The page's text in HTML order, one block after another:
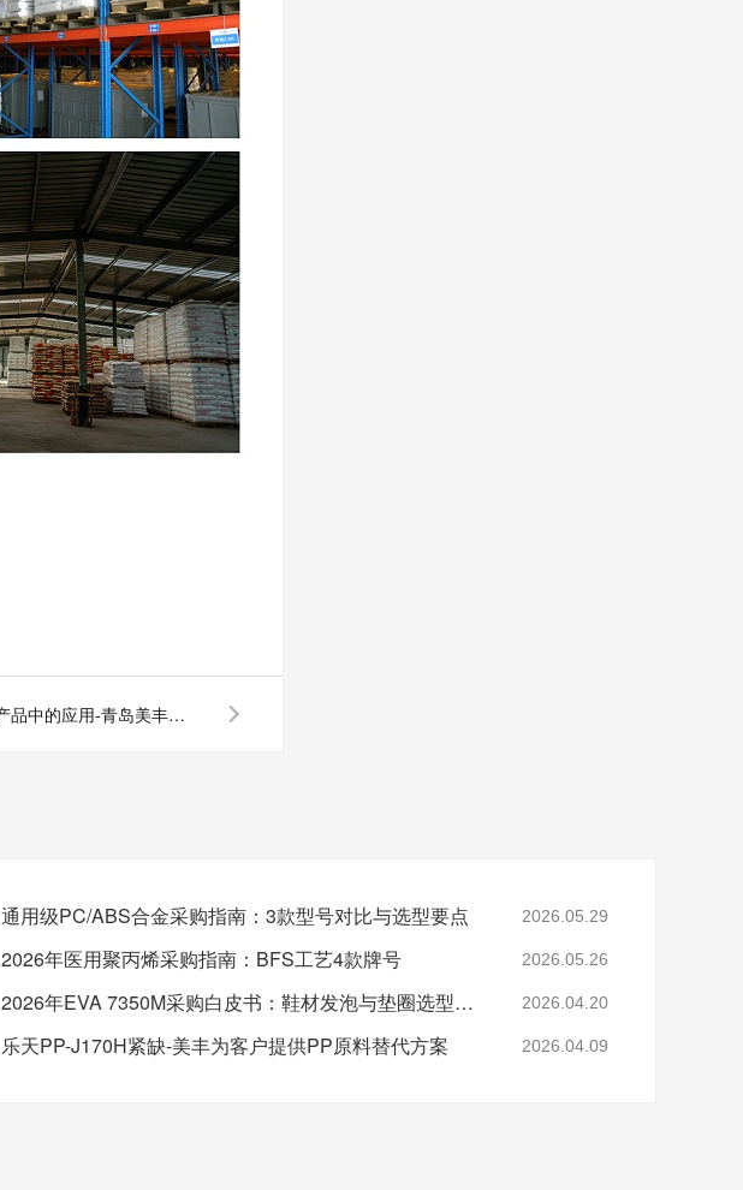
PC材料在医疗产品中的应用-青岛美丰贸易
通用级PC/ABS合金采购指南：3款型号对比与选型要点 2026.05.29
2026年医用聚丙烯采购指南：BFS工艺4款牌号 2026.05.26
2026年EVA 7350M采购白皮书：鞋材发泡与垫圈选型指南 2026.04.20
乐天PP-J170H紧缺-美丰为客户提供PP原料替代方案 2026.04.09